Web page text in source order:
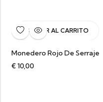
AÑADIR AL CARRITO
Monedero Rojo De Serraje
€10,00